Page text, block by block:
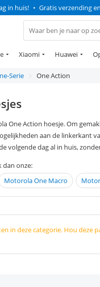
in huis! • Gratis verzending
Xiaomi Huawei
Serie One Action
One Action hoesje. Om
aan de linkerkant
volgende dag al in huis,
dan onze:
Motorola One Macro
in deze categorie. Hou